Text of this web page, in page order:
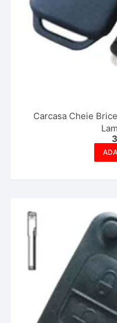
Carcasa Cheie